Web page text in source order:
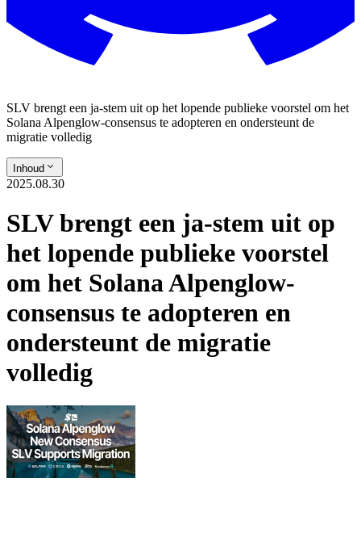
SLV brengt een ja-stem uit op het lopende publieke voorstel om het
Solana Alpenglow-consensus te adopteren en ondersteunt de
migratie volledig
Inhoud
2025.08.30
SLV brengt een ja-stem uit op
het lopende publieke voorstel
om het Solana Alpenglow-
consensus te adopteren en
ondersteunt de migratie
volledig